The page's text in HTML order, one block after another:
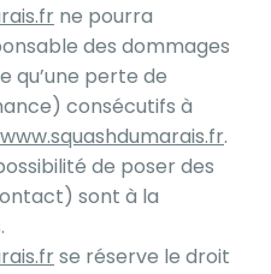
ne pourra
des dommages
qu’une perte de
consécutifs à
.
de poser des
sont à la
se réserve le droit